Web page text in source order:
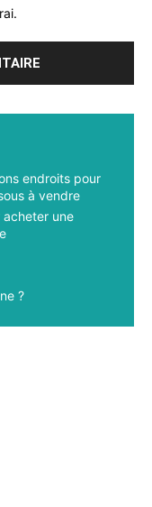
endroits pour
à vendre
acheter une
?